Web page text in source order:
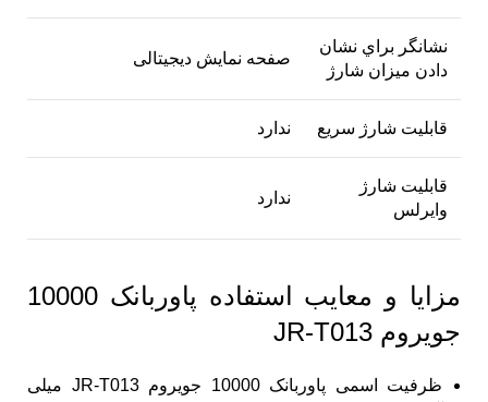
نشانگر براي نشان
دادن ميزان شارژ
صفحه نمایش دیجیتالی
قابلیت شارژ سریع ندارد
قابلیت شارژ
وایرلس
ندارد
مزایا و معایب استفاده پاوربانک 10000
جویروم JR-T013
ظرفیت اسمی پاوربانک 10000 جویروم JR-T013 میلی